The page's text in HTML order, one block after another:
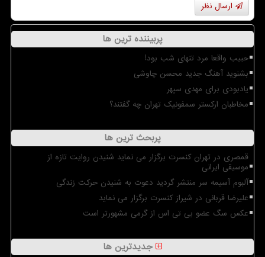
ارسال نظر
پربیننده ترین ها
حبیب واقعا مرد تنهای شب بود!
بشنوید آهنگ جدید محسن چاوشی
یادبودی برای مهدی سپهر
مخاطبان ارکستر سمفونیک تهران چه گفتند؟
پربحث ترین ها
قمصری در تهران کنسرت برگزار می نماید شنیدن روایت تازه از
موسیقی ایرانی
آلبوم آسیمه سر منتشر گردید دعوت به شنیدن حرکت زندگی
علیرضا قربانی در شیراز کنسرت برگزار می نماید
عکس سگ عضو بی تی اس از گرمی مشهورتر است
جدیدترین ها